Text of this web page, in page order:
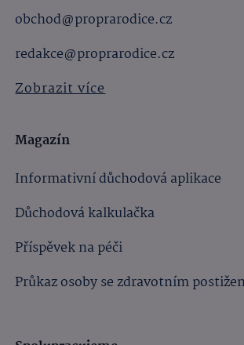
obchod@proprarodice.cz
redakce@proprarodice.cz
Zobrazit více
Magazín
Informativní důchodová aplikace
Důchodová kalkulačka
Příspěvek na péči
Průkaz osoby se zdravotním